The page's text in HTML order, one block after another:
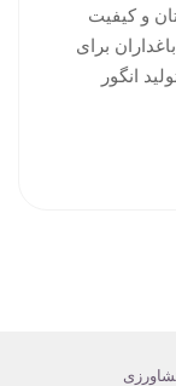
و کیفیت
برای
انگور